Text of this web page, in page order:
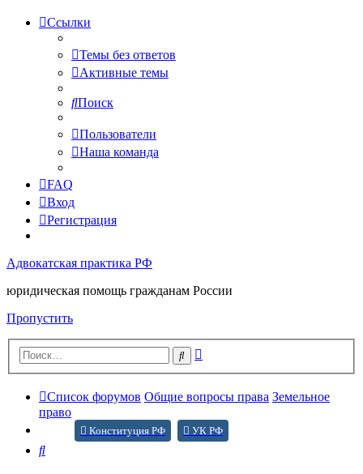
Ссылки
Темы без ответов
Активные темы
Поиск
Пользователи
Наша команда
FAQ
Вход
Регистрация
Адвокатская практика РФ
юридическая помощь гражданам России
Пропустить
Поиск
Список форумов Общие вопросы права Земельное
право
Конституция РФ УК РФ
Поиск